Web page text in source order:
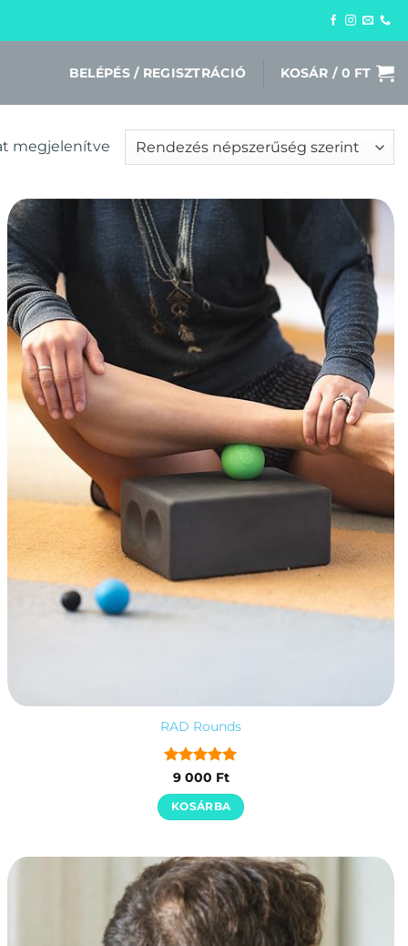
BELÉPÉS / REGISZTRÁCIÓ KOSÁR / 0 FT
megjelenítveSorted
by
RAD Rounds
Értékelés:5
9 000 Ft
KOSÁRBA